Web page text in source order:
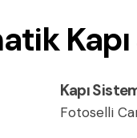
Kapı
Fotoselli